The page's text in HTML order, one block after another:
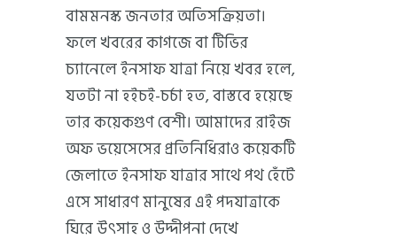
বামমনস্ক জনতার অতিসক্রিয়তা।
ফলে খবরের কাগজে বা টিভির
চ্যানেলে ইনসাফ যাত্রা নিয়ে খবর হলে,
যতটা না হইচই-চর্চা হত, বাস্তবে হয়েছে
তার কয়েকগুণ বেশী। আমাদের রাইজ
অফ ভয়েসেসের প্রতিনিধিরাও কয়েকটি
জেলাতে ইনসাফ যাত্রার সাথে পথ হেঁটে
এসে সাধারণ মানুষের এই পদযাত্রাকে
ঘিরে উৎসাহ ও উদ্দীপনা দেখে